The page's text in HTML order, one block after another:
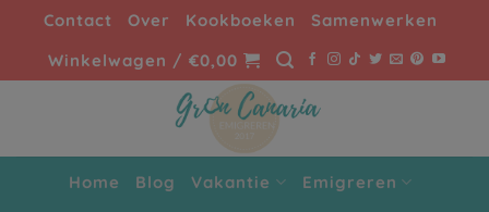
inhoud
Contact Over Kookboeken
Samenwerken
Winkelwagen / €0,00
Home Blog Vakantie Emigreren